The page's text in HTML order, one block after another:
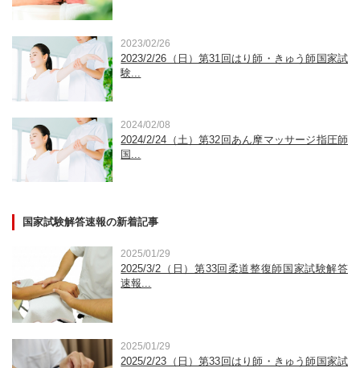
2023/02/26
2023/2/26（日）第31回はり師・きゅう師国家試
験...
2024/02/08
2024/2/24（土）第32回あん摩マッサージ指圧師
国...
国家試験解答速報の新着記事
2025/01/29
2025/3/2（日）第33回柔道整復師国家試験解答
速報...
2025/01/29
2025/2/23（日）第33回はり師・きゅう師国家試